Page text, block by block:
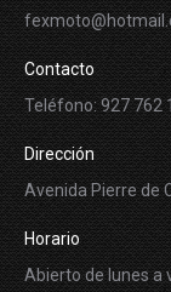
Contacto
Teléfono: 927 762
Dirección
Avenida Pierre de
Horario
Abierto de lunes a